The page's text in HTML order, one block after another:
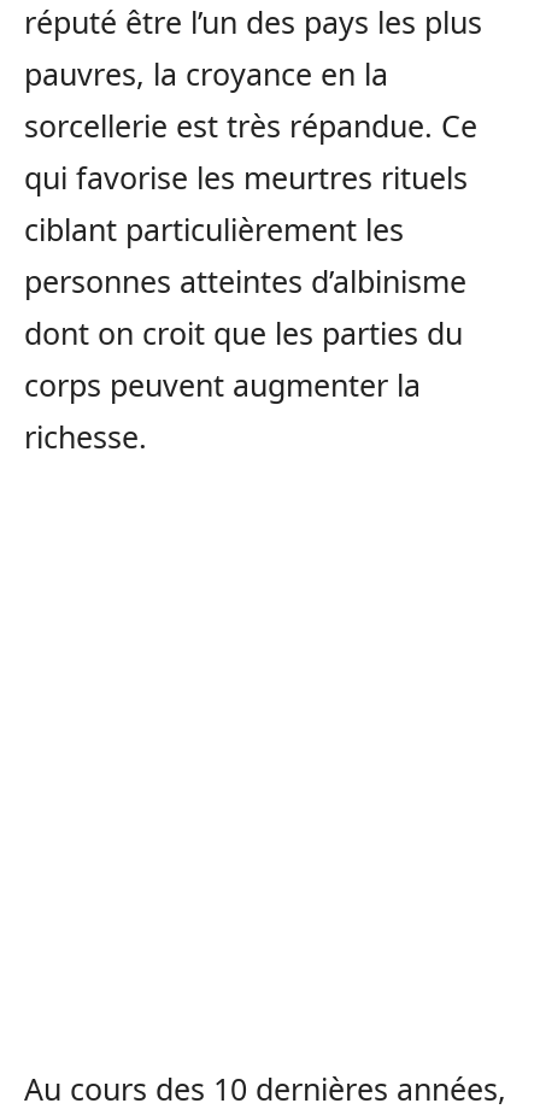
réputé être l’un des pays les plus
pauvres, la croyance en la
sorcellerie est très répandue. Ce
qui favorise les meurtres rituels
ciblant particulièrement les
personnes atteintes d’albinisme
dont on croit que les parties du
corps peuvent augmenter la
richesse.
Au cours des 10 dernières années,